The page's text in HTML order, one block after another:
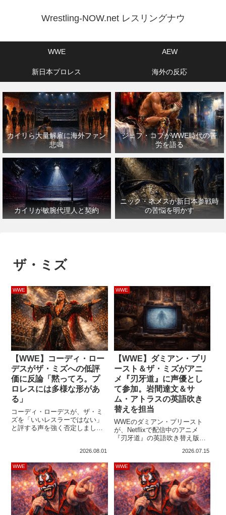
Wrestling-NOW.net レスリングナウ
WWE AEW
新日本プロレス 海外の反応
カイリら大量解雇に海外ファン
悲鳴
ジェフ・コブがWWE時代の苦
労を語る
カイリが敏腕代理人と契約
ニック・ネメスが新日本参戦時
の苦悩を明かす
ザ・ミズ
WWE
【WWE】コーディ・ロー
デスがザ・ミズへの低評
価に反論「黙ってろ。プ
ロレスには多様な形があ
る」
コーディ・ローデスが、ザ・ミ
ズを「いいレスラーではない」
と評する声を強く否定しまし
せてきた選手だと擁護していま
「What Do You Wanna Talk
About?」で、ミズの実力を疑問
視する意見に反応しました。そ
うした評価を受け入れる余地は
ないと、強い言葉で反論してい
ます...
2026.08.01
WWE
【WWE】ダミアン・プリ
ースト＆ザ・ミズがアニ
メ『刃牙道』に声優とし
て参加。岩間達文＆サ
ム・アトラスの英語吹き
替えを担当
WWEのダミアン・プリースト
が、Netflixで配信中のアニメ
『刃牙道』の英語吹き替え版で
のSNSで明かしました。担当し
たのは、シーズン2に登場する岩
間達文役です。『刃牙道（Baki-
Dou: The Invincible Samurai）』
は、板垣恵介の人気格闘漫画
「バキ」シリーズを原作とする
アニメで、2026年6月18日より
N...
2026.07.15
WWE WWE